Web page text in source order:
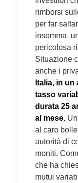
rimborsi
per far
insomma,
pericolosa
Situazione
anche i
Italia, in
tasso
durata 25
al mese.
al caro
autorità di
moniti.
che ha
mutui